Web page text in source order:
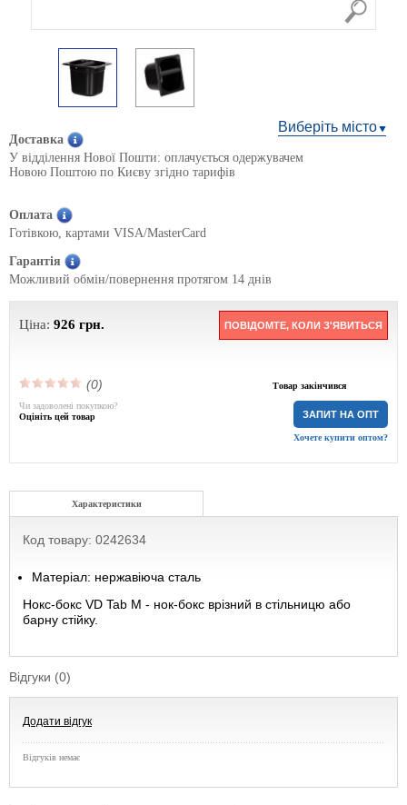
Виберіть місто
Доставка
У відділення Нової Пошти: оплачується одержувачем
Новою Поштою по Києву згідно тарифів
Оплата
Готівкою, картами VISA/MasterCard
Гарантія
Можливий обмін/повернення протягом 14 днів
Ціна: 926 грн. ПОВІДОМТЕ, КОЛИ З'ЯВИТЬСЯ
(0) Товар закінчився
ЗАПИТ НА ОПТ
Хочете купити оптом?
Чи задоволені покупкою?
Оцініть цей товар
Характеристики
Код товару: 0242634
Матеріал: нержавіюча сталь
Нокс-бокс VD Tab M - нок-бокс врізний в стільницю або
барну стійку.
Відгуки (0)
Додати відгук
Відгуків немає